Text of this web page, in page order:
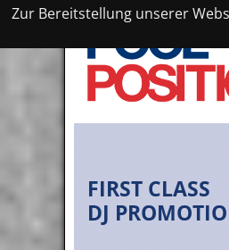
Zur Bereitstellung unserer
FIRST CLASS
DJ